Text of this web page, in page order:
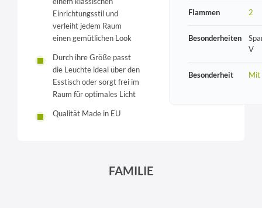
Einrichtungsstil und
verleiht jedem Raum
einen gemütlichen Look
Durch ihre Größe passt
die Leuchte ideal über den
Esstisch oder sorgt frei im
Raum für optimales Licht
Qualität Made in EU
Flammen 2
Besonderheiten
V
Besonderheit Mit
FAMILIE